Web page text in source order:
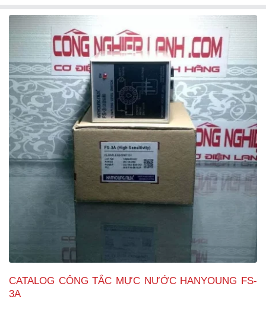
CATALOG CÔNG TẮC MỰC NƯỚC HANYOUNG FS-
3A